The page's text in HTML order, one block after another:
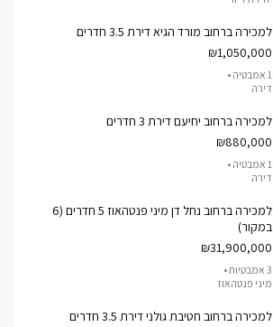
למכירה ברחוב מורד הגיא דירת 3.5 חדרים
₪1,050,000
1 אמבטיה •
דירה
למכירה ברחוב יחיעם דירת 3 חדרים
₪880,000
1 אמבטיה •
דירה
למכירה ברחוב נחל דן מיני פנטהאוז 5 חדרים (6
במקור)
₪31,900,000
3 אמבטיות •
מיני פנטהאוז
למכירה ברחוב חטיבת גולני דירת 3.5 חדרים